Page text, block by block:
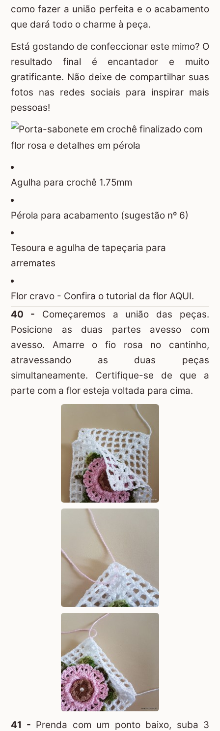
como fazer a união perfeita e o acabamento
que dará todo o charme à peça.
Está gostando de confeccionar este mimo? O
resultado final é encantador e muito
gratificante. Não deixe de compartilhar suas
fotos nas redes sociais para inspirar mais
pessoas!
Agulha para crochê 1.75mm
Pérola para acabamento (sugestão nº 6)
Tesoura e agulha de tapeçaria para
arremates
Flor cravo - Confira o tutorial da flor AQUI.
40 - Começaremos a união das peças.
Posicione as duas partes avesso com
avesso. Amarre o fio rosa no cantinho,
atravessando as duas peças
simultaneamente. Certifique-se de que a
parte com a flor esteja voltada para cima.
41 - Prenda com um ponto baixo, suba 3